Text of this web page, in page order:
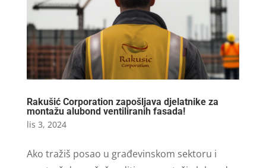
Rakušić Corporation zapošljava djelatnike za
montažu alubond ventiliranih fasada!
lis 3, 2024
Ako tražiš posao u građevinskom sektoru i